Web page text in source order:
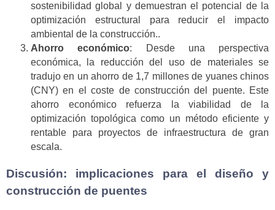
sostenibilidad global y demuestran el potencial de la
optimización estructural para reducir el impacto
ambiental de la construcción..
Ahorro económico: Desde una perspectiva
económica, la reducción del uso de materiales se
tradujo en un ahorro de 1,7 millones de yuanes chinos
(CNY) en el coste de construcción del puente. Este
ahorro económico refuerza la viabilidad de la
optimización topológica como un método eficiente y
rentable para proyectos de infraestructura de gran
escala.
Discusión: implicaciones para el diseño y
construcción de puentes